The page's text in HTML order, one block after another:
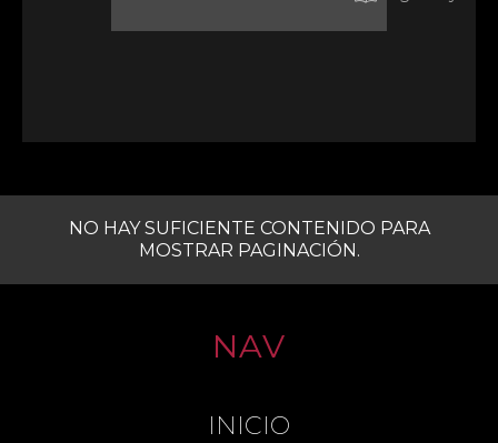
NO HAY SUFICIENTE CONTENIDO PARA
MOSTRAR PAGINACIÓN.
NAV
INICIO